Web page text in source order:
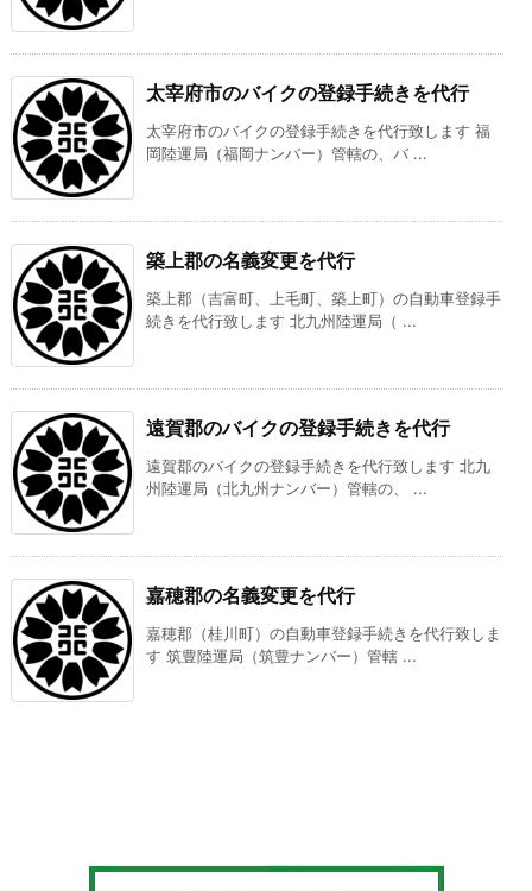
太宰府市のバイクの登録手続きを代行
太宰府市のバイクの登録手続きを代行致します 福
岡陸運局（福岡ナンバー）管轄の、バ ...
築上郡の名義変更を代行
築上郡（吉富町、上毛町、築上町）の自動車登録手
続きを代行致します 北九州陸運局（ ...
遠賀郡のバイクの登録手続きを代行
遠賀郡のバイクの登録手続きを代行致します 北九
州陸運局（北九州ナンバー）管轄の、 ...
嘉穂郡の名義変更を代行
嘉穂郡（桂川町）の自動車登録手続きを代行致しま
す 筑豊陸運局（筑豊ナンバー）管轄 ...